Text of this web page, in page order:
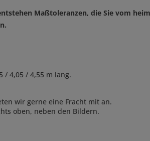
Maßtoleranzen, die Sie vom
4,05 / 4,55 m lang.
wir gerne eine Fracht mit an.
oben, neben den Bildern.